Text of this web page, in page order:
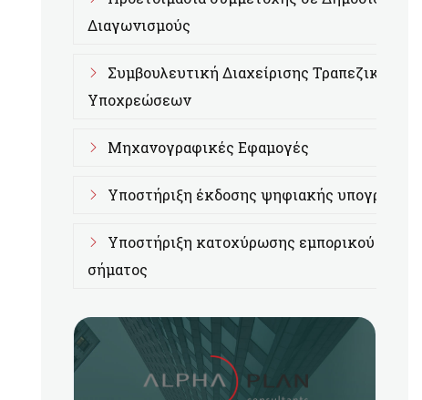
Διαγωνισμούς
Συμβουλευτική Διαχείρισης Τραπεζικών
Υποχρεώσεων
Μηχανογραφικές Εφαμογές
Υποστήριξη έκδοσης ψηφιακής υπογραφής
Υποστήριξη κατοχύρωσης εμπορικού
σήματος